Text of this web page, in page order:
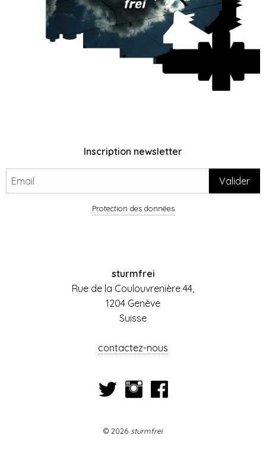
Inscription newsletter
Protection des données
sturmfrei
Rue de la Coulouvrenière 44,
1204 Genève
Suisse
contactez-nous
© 2026 sturmfrei